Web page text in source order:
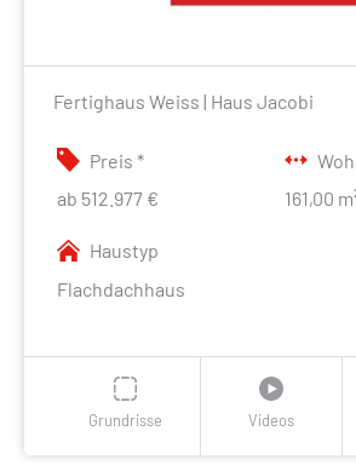
Fertighaus Weiss | Haus Jacobi
Preis *
ab 512.977 €
161,00
Haustyp
Flachdachhaus
Grundrisse Videos